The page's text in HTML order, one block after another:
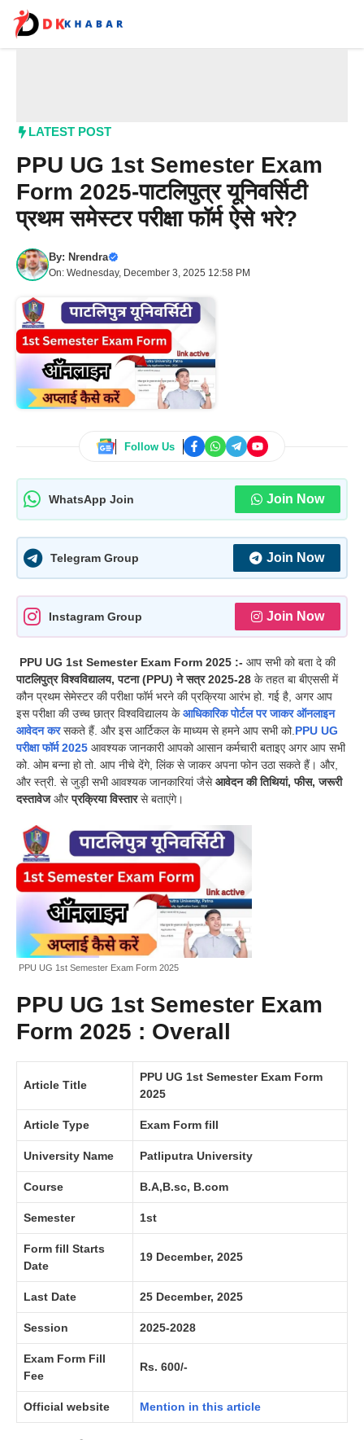
content
LATEST POST
PPU UG 1st Semester Exam
Form 2025-पाटलिपुत्र यूनिवर्सिटी
प्रथम समेस्टर परीक्षा फॉर्म ऐसे भरे?
By: Nrendra
On: Wednesday, December 3, 2025 12:58 PM
Follow Us
WhatsApp Join Join Now
Telegram Group Join Now
Instagram Group Join Now
PPU UG 1st Semester Exam Form 2025 :- आप सभी को बता दे की
पाटलिपुत्र विश्वविद्यालय, पटना (PPU) ने सत्र 2025-28 के तहत बा बीएससी में
कौन प्रथम सेमेस्टर की परीक्षा फॉर्म भरने की प्रक्रिया आरंभ हो. गई है, अगर आप
इस परीक्षा की उच्च छात्र विश्वविद्यालय केआधिकारिक पोर्टल पर जाकर ऑनलाइन
आवेदन कर सकते हैं. और इस आर्टिकल के माध्यम से हमने आप सभी को. PPU UG
परीक्षा फॉर्म 2025 आवश्यक जानकारी आपको आसान कर्मचारी बताइए अगर आप सभी
को. ओम बन्ना हो तो. आप नीचे देंगे, लिंक से जाकर अपना फोन उठा सकते हैं। और,
और स्त्री. से जुड़ी सभी आवश्यक जानकारियां जैसेआवेदन की तिथियां, फीस, जरूरी
दस्तावेजऔरप्रक्रिया विस्तारसे बताएंगे।
PPU UG 1st Semester Exam Form 2025
PPU UG 1st Semester Exam
Form 2025 : Overall
Article Title
PPU UG 1st Semester Exam Form
2025
Article Type Exam Form fill
University Name Patliputra University
Course B.A,B.sc, B.com
Semester 1st
Form fill Starts
Date
19 December, 2025
Last Date 25 December, 2025
Session 2025-2028
Exam Form Fill
Fee
Rs. 600/-
Official website Mention in this article